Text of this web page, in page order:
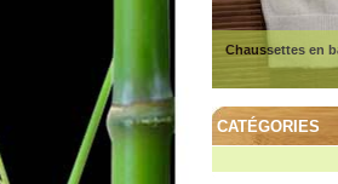
Chaussettes en
CATÉGORIES